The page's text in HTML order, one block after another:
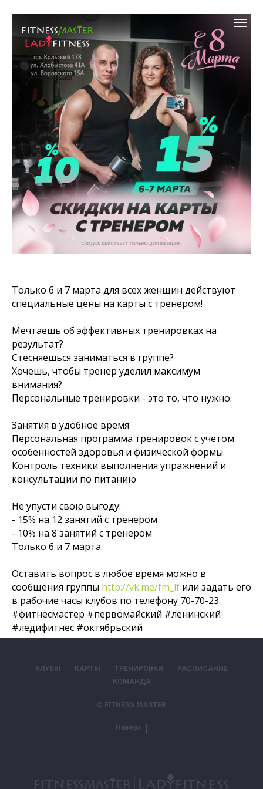
Только 6 и 7 марта для всех женщин действуют
специальные цены на карты с тренером!
Мечтаешь об эффективных тренировках на
результат?
Стесняешься заниматься в группе?
Хочешь, чтобы тренер уделил максимум
внимания?
Персональные тренировки - это то, что нужно.
Занятия в удобное время
Персональная программа тренировок с учетом
особенностей здоровья и физической формы
Контроль техники выполнения упражнений и
консультации по питанию
Не упусти свою выгоду:
- 15% на 12 занятий с тренером
- 10% на 8 занятий с тренером
Только 6 и 7 марта.
Оставить вопрос в любое время можно в
сообщения группы http://vk.me/fm_lf или задать его
в рабочие часы клубов по телефону 70-70-23.
#фитнесмастер #первомайский #ленинский
#ледифитнес #октябрьский
КЛУБЫ КАРТЫ ТРЕНИРОВКИ
РАСПИСАНИЕ
КОМАНДА
© FITNESS MASTER
Наверх